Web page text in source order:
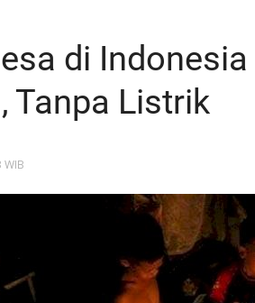
di
Tanpa Listrik
WIB